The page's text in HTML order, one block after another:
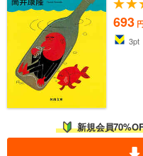
693
3pt
新規会員